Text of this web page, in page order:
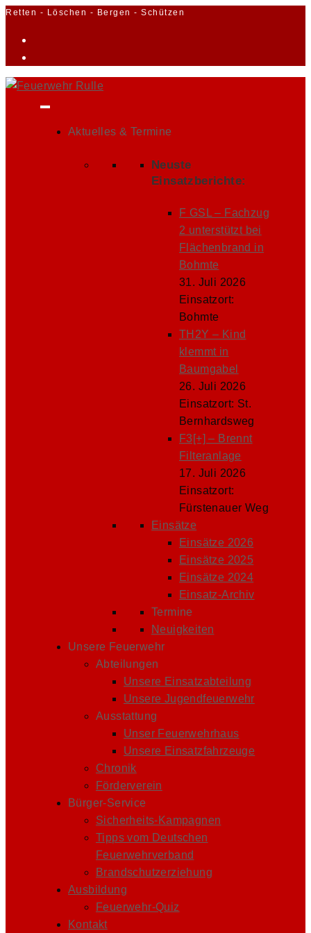
Zum
Retten - Löschen - Bergen - Schützen
Aktuelles & Termine
Neuste
Einsatzberichte:
F GSL – Fachzug
2 unterstützt bei
Flächenbrand in
Bohmte
31. Juli 2026
Einsatzort:
Bohmte
TH2Y – Kind
klemmt in
Baumgabel
26. Juli 2026
Einsatzort: St.
Bernhardsweg
F3[+] – Brennt
Filteranlage
17. Juli 2026
Einsatzort:
Fürstenauer Weg
Einsätze
Einsätze 2026
Einsätze 2025
Einsätze 2024
Einsatz-Archiv
Termine
Neuigkeiten
Unsere Feuerwehr
Abteilungen
Unsere Einsatzabteilung
Unsere Jugendfeuerwehr
Ausstattung
Unser Feuerwehrhaus
Unsere Einsatzfahrzeuge
Chronik
Förderverein
Bürger-Service
Sicherheits-Kampagnen
Tipps vom Deutschen
Feuerwehrverband
Brandschutzerziehung
Ausbildung
Feuerwehr-Quiz
Kontakt